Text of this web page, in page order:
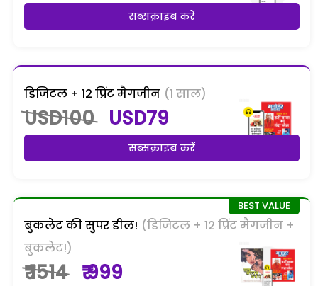
सब्सक्राइब करें
डिजिटल + 12 प्रिंट मैगजीन (1 साल)
USD100 USD79
सब्सक्राइब करें
बुकलेट की सुपर डील! (डिजिटल + 12 प्रिंट मैगजीन +
बुकलेट!)
₹ 1514 ₹ 999